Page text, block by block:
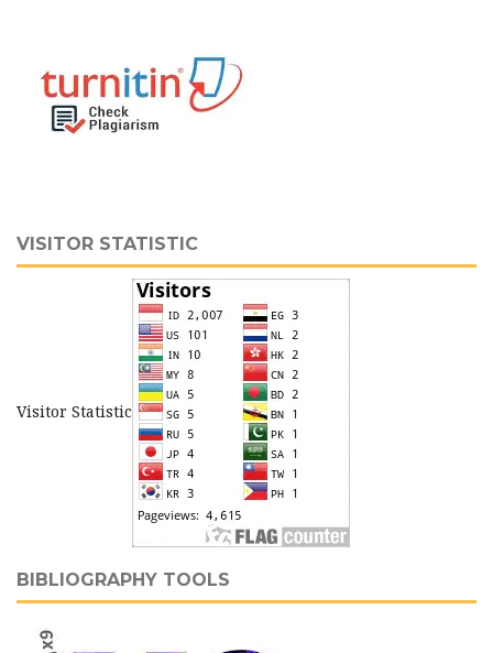
VISITOR STATISTIC
Visitor Statistic
BIBLIOGRAPHY TOOLS